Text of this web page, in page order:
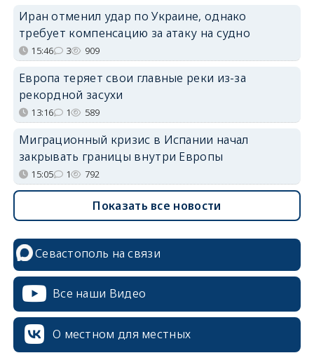
Иран отменил удар по Украине, однако
требует компенсацию за атаку на судно
15:46 3 909
Европа теряет свои главные реки из-за
рекордной засухи
13:16 1 589
Миграционный кризис в Испании начал
закрывать границы внутри Европы
15:05 1 792
Показать все новости
Севастополь на связи
Все наши Видео
О местном для местных